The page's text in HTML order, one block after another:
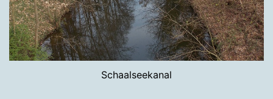
Schaalseekanal